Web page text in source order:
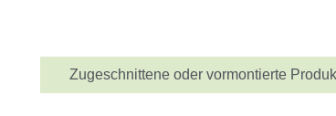
Information
Zugeschnittene oder vormontierte